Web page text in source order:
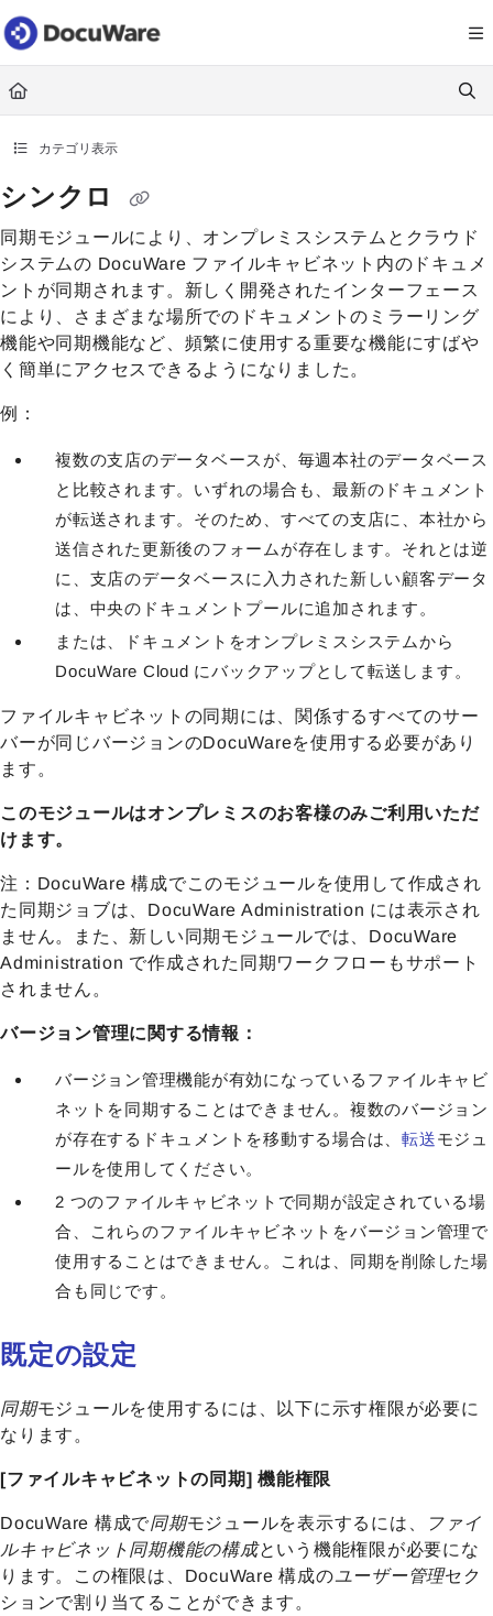
Documentation Index
Fetch the complete documentation index at: https://
Use this file to discover all available pages before exploring further.
カテゴリ表示
シンクロ
同期モジュールにより、オンプレミスシステムとクラウド
システムの DocuWare ファイルキャビネット内のドキュメ
ントが同期されます。新しく開発されたインターフェース
により、さまざまな場所でのドキュメントのミラーリング
機能や同期機能など、頻繁に使用する重要な機能にすばや
く簡単にアクセスできるようになりました。
例：
複数の支店のデータベースが、毎週本社のデータベース
と比較されます。いずれの場合も、最新のドキュメント
が転送されます。そのため、すべての支店に、本社から
送信された更新後のフォームが存在します。それとは逆
に、支店のデータベースに入力された新しい顧客データ
は、中央のドキュメントプールに追加されます。
または、ドキュメントをオンプレミスシステムから
DocuWare Cloud にバックアップとして転送します。
ファイルキャビネットの同期には、関係するすべてのサー
バーが同じバージョンのDocuWareを使用する必要があり
ます。
このモジュールはオンプレミスのお客様のみご利用いただ
けます。
注：DocuWare 構成でこのモジュールを使用して作成され
た同期ジョブは、DocuWare Administration には表示され
ません。また、新しい同期モジュールでは、DocuWare
Administration で作成された同期ワークフローもサポート
されません。
バージョン管理に関する情報：
バージョン管理機能が有効になっているファイルキャビ
ネットを同期することはできません。複数のバージョン
が存在するドキュメントを移動する場合は、 転送モジュ
ールを使用してください。
2 つのファイルキャビネットで同期が設定されている場
合、これらのファイルキャビネットをバージョン管理で
使用することはできません。これは、同期を削除した場
合も同じです。
既定の設定
同期モジュールを使用するには、以下に示す権限が必要に
なります。
[ファイルキャビネットの同期] 機能権限
DocuWare 構成で同期モジュールを表示するには、
ファイ
ルキャビネット同期機能の構成という機能権限が必要にな
ります。この権限は、DocuWare 構成のユーザー管理セク
ションで割り当てることができます。